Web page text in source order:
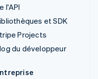
l'API
et SDK
Projects
du développeur